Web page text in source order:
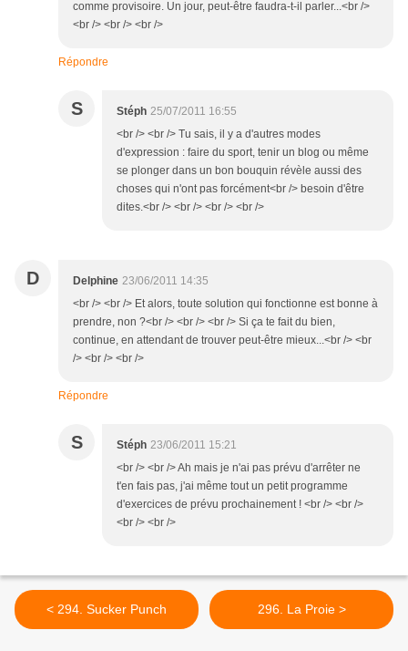
comme provisoire. Un jour, peut-être faudra-t-il parler...<br />
<br /> <br /> <br />
Répondre
S Stéph 25/07/2011 16:55
<br /> <br /> Tu sais, il y a d'autres modes
d'expression : faire du sport, tenir un blog ou même
se plonger dans un bon bouquin révèle aussi des
choses qui n'ont pas forcément<br /> besoin d'être
dites.<br /> <br /> <br /> <br />
D Delphine 23/06/2011 14:35
<br /> <br /> Et alors, toute solution qui fonctionne est bonne à
prendre, non ?<br /> <br /> <br /> Si ça te fait du bien,
continue, en attendant de trouver peut-être mieux...<br /> <br
/> <br /> <br />
Répondre
S Stéph 23/06/2011 15:21
<br /> <br /> Ah mais je n'ai pas prévu d'arrêter ne
t'en fais pas, j'ai même tout un petit programme
d'exercices de prévu prochainement ! <br /> <br />
<br /> <br />
< 294. Sucker Punch 296. La Proie >